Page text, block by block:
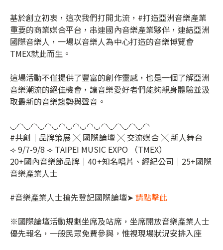
基於創立初衷，這次我們打開北流，#打造亞洲音樂產業
重要的商業媒合平台，串連國內音樂產業夥伴，連結亞洲
國際音樂人，一場以音樂人為中心打造的音樂博覽會
TMEX就此而生。
這場活動不僅提供了豐富的創作靈感，也是一個了解亞洲
音樂潮流的絕佳機會，讓音樂愛好者們能夠親身體驗並汲
取最新的音樂趨勢與聲音。
◡◠◡◠◡◠◡◠◡◠◡◠◡◠◡◠◡◠◡◠
#共創｜品牌策展 ╳ 國際論壇 ╳ 交流媒合 ╳ 新人舞台
⟢ 9/7-9/8 ⟢ TAIPEI MUSIC EXPO （TMEX）
20+國內音樂節品牌｜40+知名唱片、經紀公司｜25+國際
音樂產業人士 ​
#音樂產業人士搶先登記國際論壇➤ 請點擊此
※國際論壇活動規劃坐席及站席，坐席開放音樂產業人士
優先報名，一般民眾免費參與，惟視現場狀況安排入座